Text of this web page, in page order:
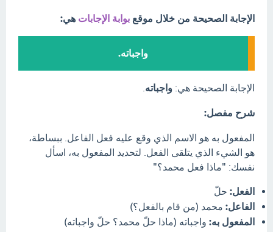
الإجابة الصحيحة من خلال موقع بوابة الإجابات هي:
واجباته.
الإجابة الصحيحة هي: واجباته
شرح مفصل:
المفعول به هو الاسم الذي وقع عليه فعل الفاعل. ببساطة،
هو الشيء الذي يتلقى الفعل. لتحديد المفعول به، اسأل
نفسك: "ماذا فعل محمد؟"
الفعل: حلّ
الفاعل: محمد (من قام بالفعل؟)
المفعول به: واجباته (ماذا حلّ محمد؟ حلّ واجباته)